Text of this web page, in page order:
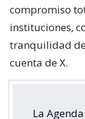
compromiso
instituciones,
tranquilidad de
cuenta de X.
La